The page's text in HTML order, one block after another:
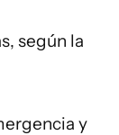
según la
y